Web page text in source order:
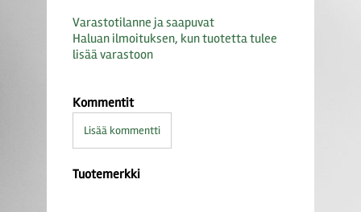
Varastotilanne ja saapuvat
Haluan ilmoituksen, kun tuotetta tulee
lisää varastoon
Kommentit
Lisää kommentti
Tuotemerkki